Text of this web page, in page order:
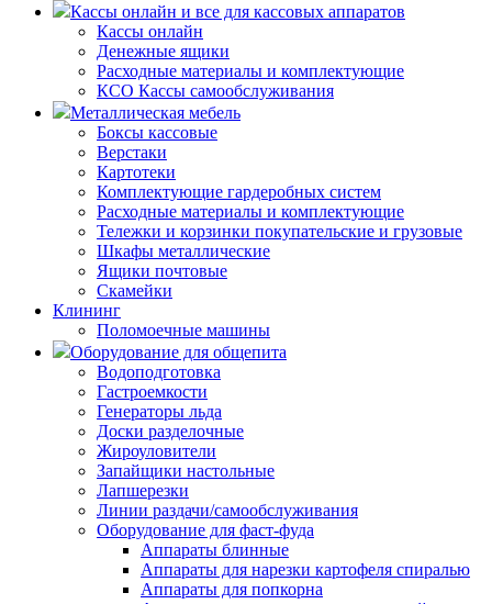
Кассы онлайн и все для кассовых аппаратов
Кассы онлайн
Денежные ящики
Расходные материалы и комплектующие
КСО Кассы самообслуживания
Металлическая мебель
Боксы кассовые
Верстаки
Картотеки
Комплектующие гардеробных систем
Расходные материалы и комплектующие
Тележки и корзинки покупательские и грузовые
Шкафы металлические
Ящики почтовые
Скамейки
Клининг
Поломоечные машины
Оборудование для общепита
Водоподготовка
Гастроемкости
Генераторы льда
Доски разделочные
Жироуловители
Запайщики настольные
Лапшерезки
Линии раздачи/самообслуживания
Оборудование для фаст-фуда
Аппараты блинные
Аппараты для нарезки картофеля спиралью
Аппараты для попкорна